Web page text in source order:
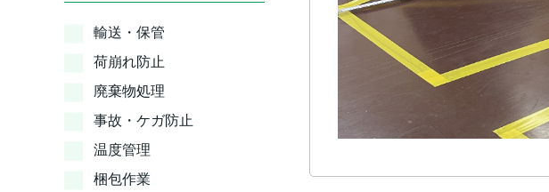
輸送・保管
荷崩れ防止
廃棄物処理
事故・ケガ防止
温度管理
梱包作業